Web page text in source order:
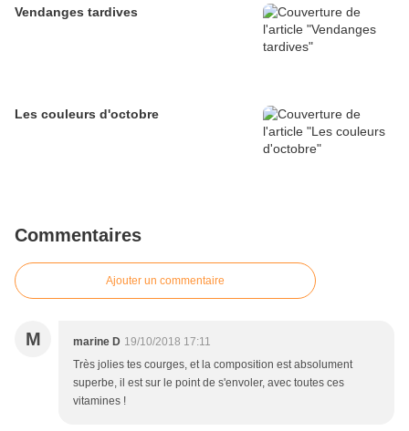
Vendanges tardives
Les couleurs d'octobre
Commentaires
Ajouter un commentaire
M marine D 19/10/2018 17:11
Très jolies tes courges, et la composition est absolument
superbe, il est sur le point de s'envoler, avec toutes ces
vitamines !